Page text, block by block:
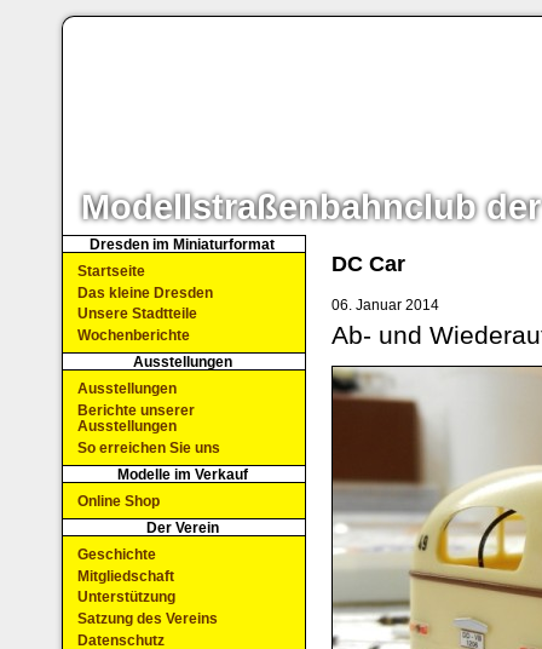
Modellstraßenbahnclub der
DC Car
06. Januar 2014
Ab- und
Dresden im Miniaturformat
Startseite
Das kleine Dresden
Unsere Stadtteile
Wochenberichte
Ausstellungen
Ausstellungen
Berichte unserer
Ausstellungen
So erreichen Sie uns
Modelle im Verkauf
Online Shop
Der Verein
Geschichte
Mitgliedschaft
Unterstützung
Satzung des Vereins
Datenschutz